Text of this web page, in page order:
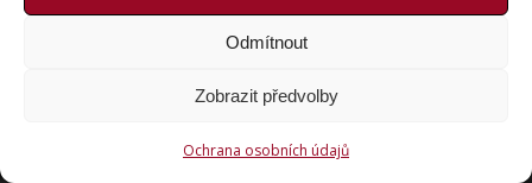
Odmítnout
Zobrazit předvolby
Ochrana osobních údajů